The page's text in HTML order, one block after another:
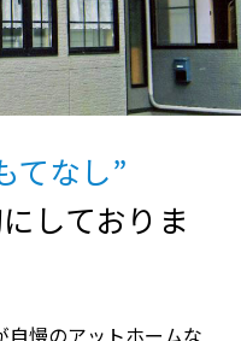
てなし”
しておりま
自慢のアットホームな